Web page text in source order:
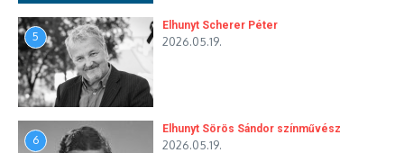
5
Elhunyt Scherer Péter
2026.05.19.
6
Elhunyt Sörös Sándor színművész
2026.05.19.